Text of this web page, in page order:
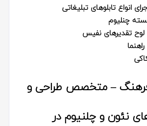
انواع تابلوهای تبلیغاتی
چنلیوم
تقدیرهای نفیس
فرهنگ – متخصص طراحی و
نئون و چلنیوم در